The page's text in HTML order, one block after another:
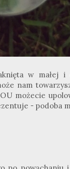
w małej i
nam
możecie
- podoba